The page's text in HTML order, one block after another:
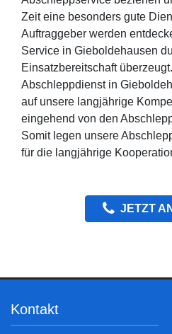
Zeit eine besonders gute
Auftraggeber werden
Service in Gieboldehausen
Einsatzbereitschaft
Abschleppdienst in
auf unsere langjährige
eingehend von den
Somit legen unsere
für die langjährige
JETZT
Kontakt